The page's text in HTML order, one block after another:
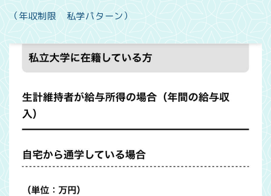
（年収制限 私学パターン）